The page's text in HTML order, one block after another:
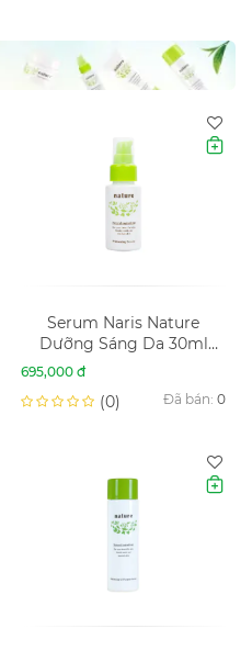
Serum Naris Nature
Dưỡng Sáng Da 30ml
Whitening Serum
695,000 đ
(0) Đã bán: 0